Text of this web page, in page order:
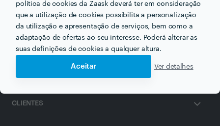
política de cookies da Zaask deverá ter em consideração
que a utilização de cookies possibilita a personalização
da utilização e apresentação de serviços, bem como a
adaptação de ofertas ao seu interesse. Poderá alterar as
suas definições de cookies a qualquer altura.
Aceitar Ver detalhes
Mesoterapia em seixal
ZAASK
CLIENTES